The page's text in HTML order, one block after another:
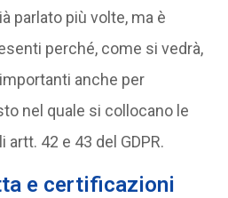
parlato più volte, ma è
perché, come si vedrà,
anche per
nel quale si collocano le
42 e 43 del GDPR.
e certificazioni